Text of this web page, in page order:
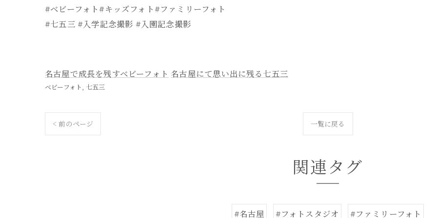
#ベビーフォト#キッズフォト#ファミリーフォト
#七五三 #入学記念撮影 #入園記念撮影
名古屋で成長を残すベビーフォト 名古屋にて思い出に残る七五三
ベビーフォト 七五三
< 前のページ 一覧に戻る
関連タグ
#名古屋 #フォトスタジオ #ファミリーフォト